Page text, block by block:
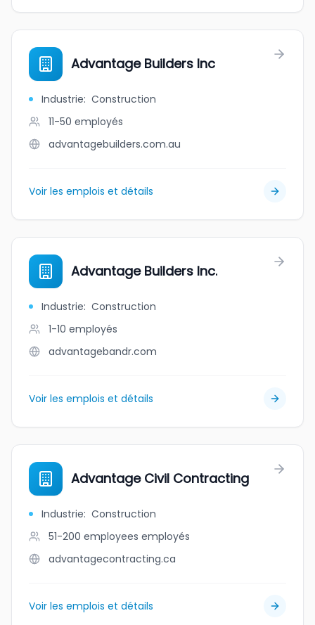
Advantage Builders Inc
Industrie: Construction
11-50 employés
advantagebuilders.com.au
Voir les emplois et détails
Advantage Builders Inc.
Industrie: Construction
1-10 employés
advantagebandr.com
Voir les emplois et détails
Advantage Civil Contracting
Industrie: Construction
51-200 employees employés
advantagecontracting.ca
Voir les emplois et détails